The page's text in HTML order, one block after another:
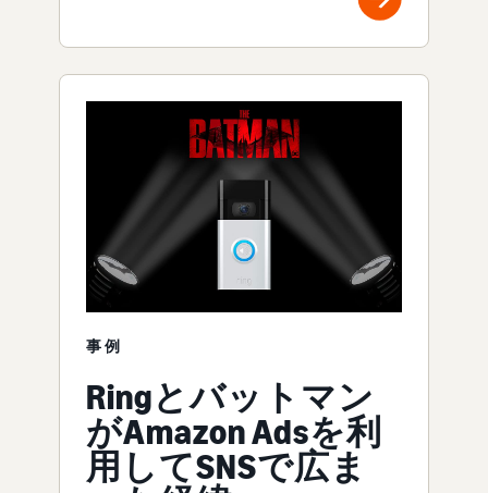
事例
Ringとバットマン
がAmazon Adsを利
用してSNSで広ま